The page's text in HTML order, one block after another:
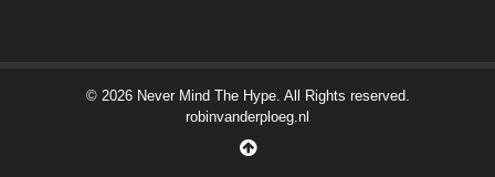
© 2026 Never Mind The Hype. All Rights reserved.
robinvanderploeg.nl